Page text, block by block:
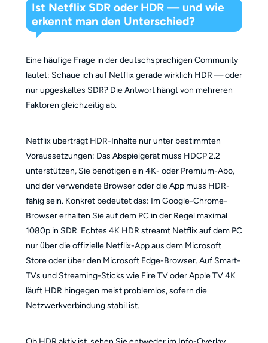
Ist Netflix SDR oder HDR — und wie
erkennt man den Unterschied?
Eine häufige Frage in der deutschsprachigen Community
lautet: Schaue ich auf Netflix gerade wirklich HDR — oder
nur upgeskaltes SDR? Die Antwort hängt von mehreren
Faktoren gleichzeitig ab.
Netflix überträgt HDR-Inhalte nur unter bestimmten
Voraussetzungen: Das Abspielgerät muss HDCP 2.2
unterstützen, Sie benötigen ein 4K- oder Premium-Abo,
und der verwendete Browser oder die App muss HDR-
fähig sein. Konkret bedeutet das: Im Google-Chrome-
Browser erhalten Sie auf dem PC in der Regel maximal
1080p in SDR. Echtes 4K HDR streamt Netflix auf dem PC
nur über die offizielle Netflix-App aus dem Microsoft
Store oder über den Microsoft Edge-Browser. Auf Smart-
TVs und Streaming-Sticks wie Fire TV oder Apple TV 4K
läuft HDR hingegen meist problemlos, sofern die
Netzwerkverbindung stabil ist.